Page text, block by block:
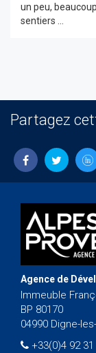
un peu,
sentiers ...
Partagez
Agence de
Immeuble
BP 80170
04990 Digne-
+33(0)4 92